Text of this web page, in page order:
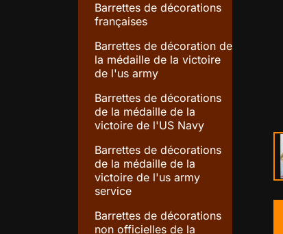
Barrettes de décorations
françaises
Barrettes de décoration de
la médaille de la victoire
de l'us army
Barrettes de décorations
de la médaille de la
victoire de l'US Navy
Barrettes de décorations
de la médaille de la
victoire de l'us army
service
Barrettes de décorations
non officielles de la
Agrandir l'image